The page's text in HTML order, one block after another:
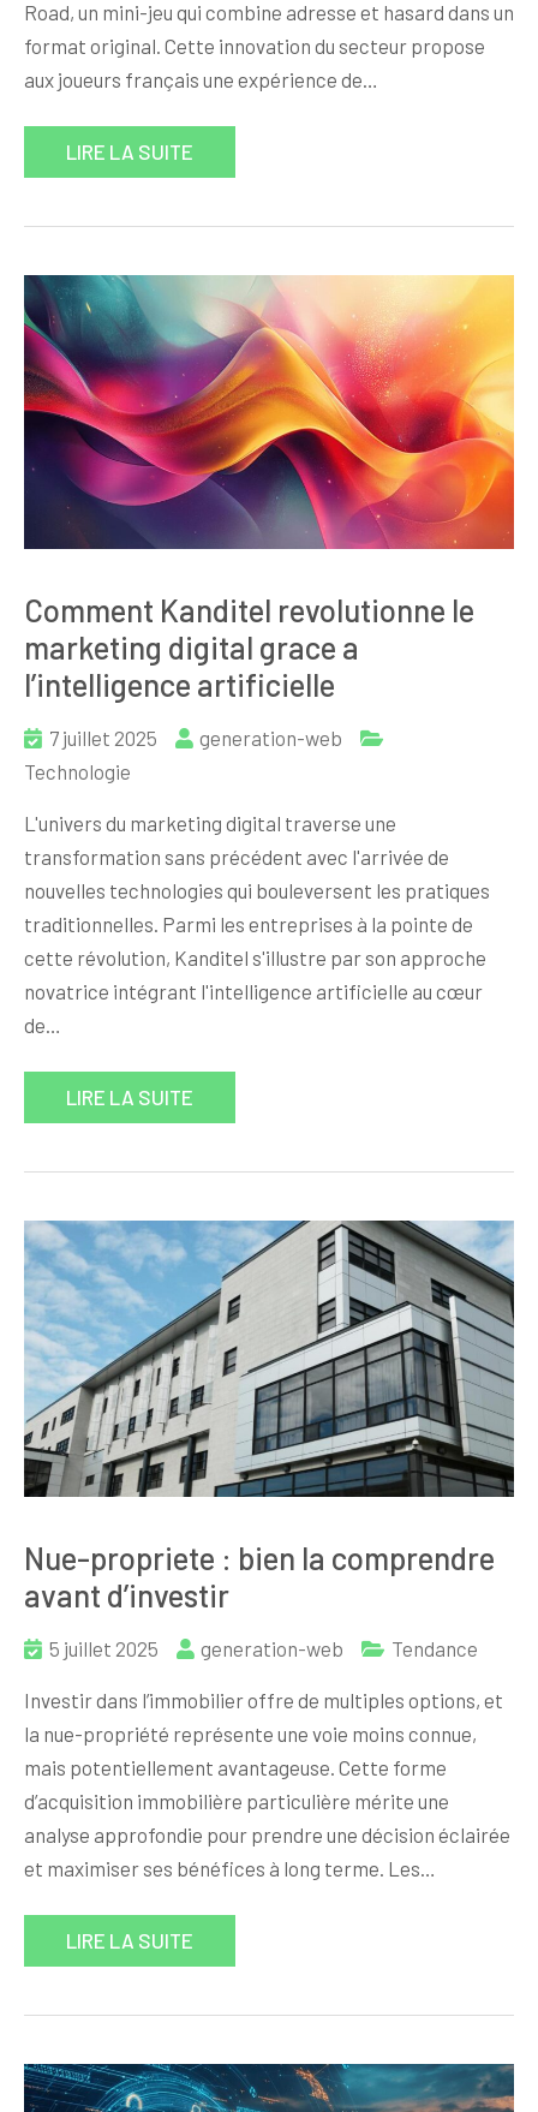
Road, un mini-jeu qui combine adresse et hasard dans un
format original. Cette innovation du secteur propose
aux joueurs français une expérience de…
LIRE LA SUITE
Comment Kanditel revolutionne le
marketing digital grace a
l’intelligence artificielle
7 juillet 2025
generation-web
Technologie
L'univers du marketing digital traverse une
transformation sans précédent avec l'arrivée de
nouvelles technologies qui bouleversent les pratiques
traditionnelles. Parmi les entreprises à la pointe de
cette révolution, Kanditel s'illustre par son approche
novatrice intégrant l'intelligence artificielle au cœur
de…
LIRE LA SUITE
Nue-propriete : bien la comprendre
avant d’investir
5 juillet 2025 generation-web Tendance
Investir dans l’immobilier offre de multiples options, et
la nue-propriété représente une voie moins connue,
mais potentiellement avantageuse. Cette forme
d’acquisition immobilière particulière mérite une
analyse approfondie pour prendre une décision éclairée
et maximiser ses bénéfices à long terme. Les…
LIRE LA SUITE